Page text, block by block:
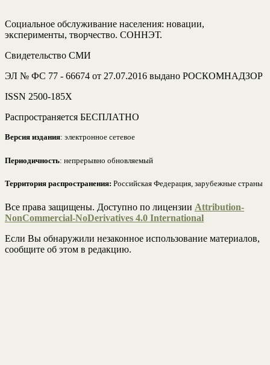
Социальное обслуживание населения: новации,
эксперименты, творчество. СОННЭТ.
Свидетельство СМИ
ЭЛ № ФС 77 - 66674 от 27.07.2016 выдано РОСКОМНАДЗОР
ISSN 2500-185Х
Распространяется БЕСПЛАТНО
Версия издания: электронное сетевое
Периодичность: непрерывно обновляемый
Территория распространения: Российская Федерация, зарубежные страны
Все права защищены. Доступно по лицензии Attribution-
NonCommercial-NoDerivatives 4.0 International
Если Вы обнаружили незаконное использование материалов,
сообщите об этом в редакцию.